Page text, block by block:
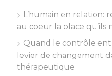
L’humain en relation:
au coeur la place qu’ils
Quand le contrôle
levier de changement
thérapeutique